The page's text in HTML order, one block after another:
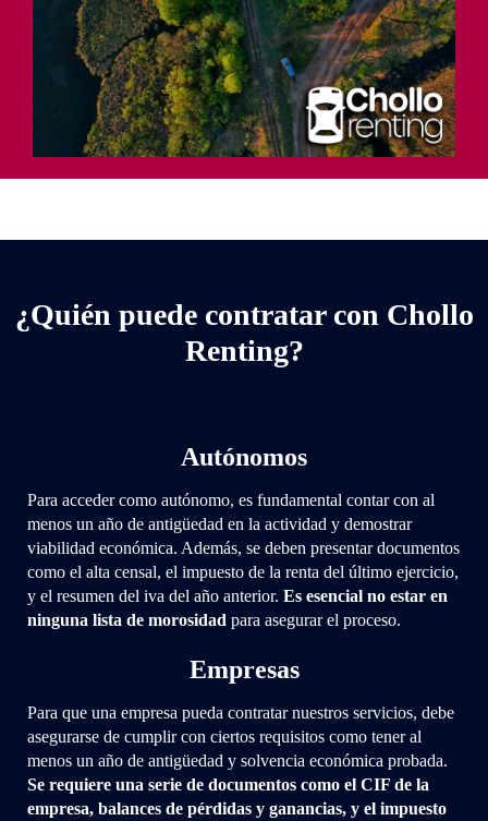
¿Quién puede contratar con Chollo
Renting?
Autónomos
Para acceder como autónomo, es fundamental contar con al
menos un año de antigüedad en la actividad y demostrar
viabilidad económica. Además, se deben presentar documentos
como el alta censal, el impuesto de la renta del último ejercicio,
y el resumen del iva del año anterior. Es esencial no estar en
ninguna lista de morosidad para asegurar el proceso.
Empresas
Para que una empresa pueda contratar nuestros servicios, debe
asegurarse de cumplir con ciertos requisitos como tener al
menos un año de antigüedad y solvencia económica probada.
Se requiere una serie de documentos como el CIF de la
empresa, balances de pérdidas y ganancias, y el impuesto